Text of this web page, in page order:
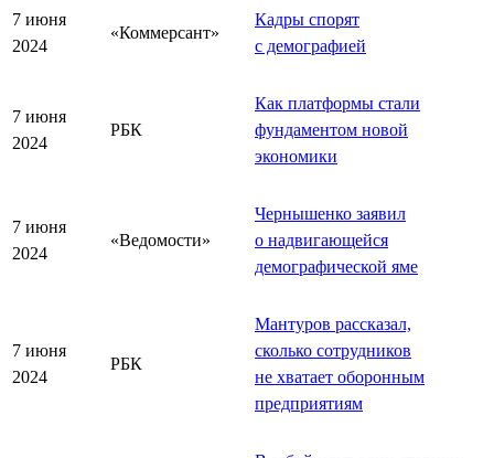
7 июня
2024
«Коммерсант»
Кадры спорят
с демографией
7 июня
2024
РБК
Как платформы стали
фундаментом новой
экономики
7 июня
2024
«Ведомости»
Чернышенко заявил
о надвигающейся
демографической яме
7 июня
2024
РБК
Мантуров рассказал,
сколько сотрудников
не хватает оборонным
предприятиям